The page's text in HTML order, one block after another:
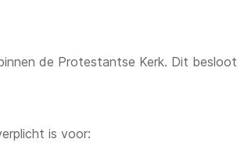
de Protestantse Kerk. Dit besloot
is voor: